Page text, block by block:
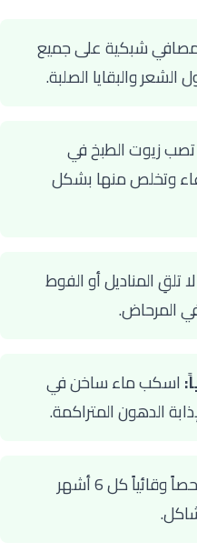
شبكية على جميع
والبقايا الصلبة.
زيوت الطبخ في
وتخلص منها بشكل
المناديل أو الفوط
المرحاض.
ماء ساخن في
الدهون المتراكمة.
اطلب فحصاً وقائياً كل 6 أشهر